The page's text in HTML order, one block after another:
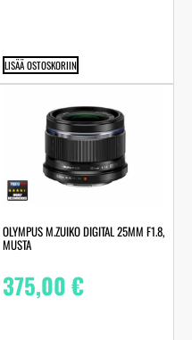
LISÄÄ OSTOSKORIIN
OLYMPUS M.ZUIKO DIGITAL 25MM F1.8,
MUSTA
375,00€